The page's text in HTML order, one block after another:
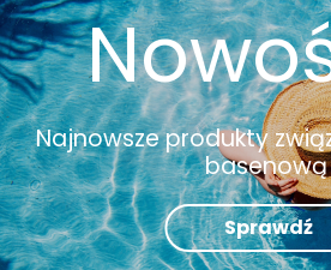
Najnowsze produkty
Sprawdź